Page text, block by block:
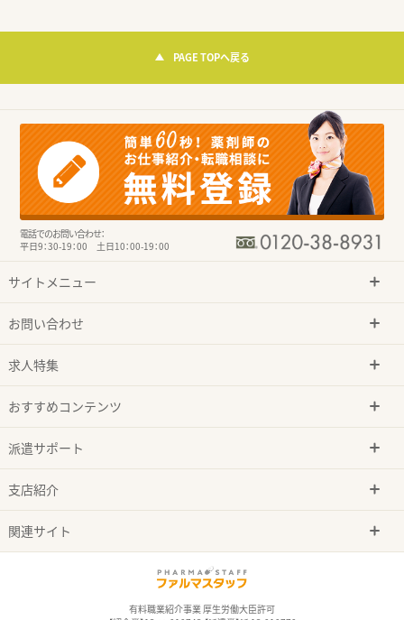
PAGE TOPへ戻る
電話でのお問い合わせ：
平日9：30-19：00 土日10：00-19：00
サイトメニュー
お問い合わせ
求人特集
おすすめコンテンツ
派遣サポート
支店紹介
関連サイト
有料職業紹介事業 厚生労働大臣許可